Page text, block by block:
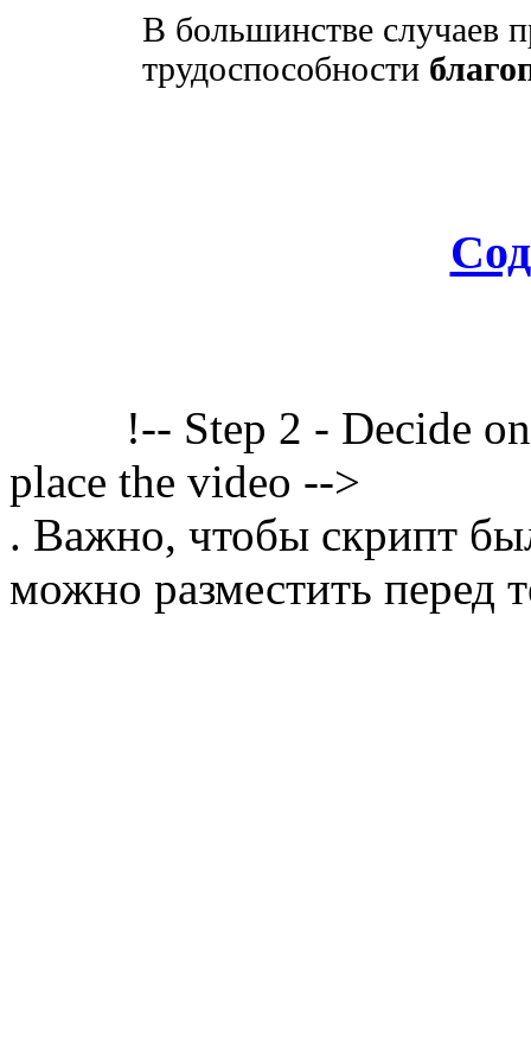
В большинстве случаев
трудоспособности
!-- Step 2 - Decide
place the video -->
. Важно, чтобы скрипт
можно разместить перед